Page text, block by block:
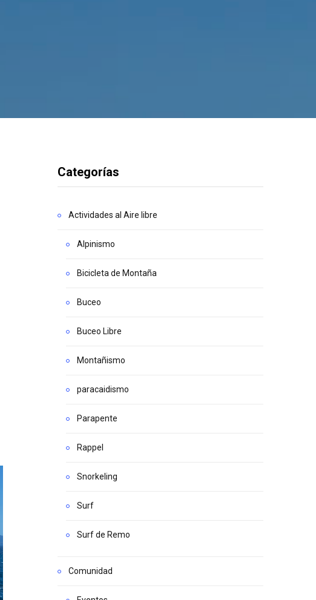
Categorías
Actividades al Aire libre
Alpinismo
Bicicleta de Montaña
Buceo
Buceo Libre
Montañismo
paracaidismo
Parapente
Rappel
Snorkeling
Surf
Surf de Remo
Comunidad